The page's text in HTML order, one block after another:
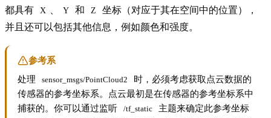
都具有
X Y 和 Z
坐标（对应于其在空间中的位置），
并且还可以包括其他信息，例如颜色和强度。
参考系
处理
sensor_msgs/PointCloud2
时，必须考虑获取点云数据的
传感器的参考坐标系。点云最初是在传感器的参考坐标系中
捕获的。你可以通过监听
/tf_static
主题来确定此参考坐标